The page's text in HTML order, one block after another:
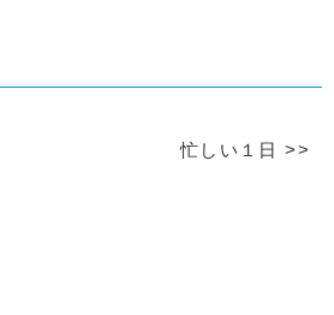
忙しい１日>>